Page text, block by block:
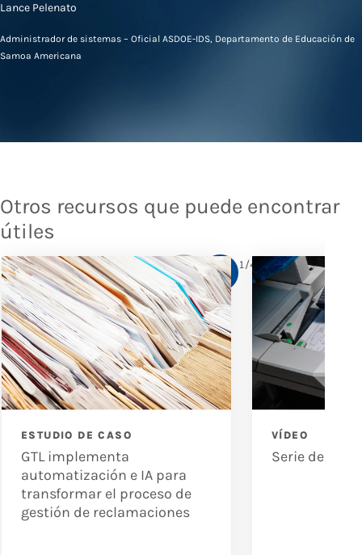
Lance Pelenato
Administrador de sistemas – Oficial ASDOE-IDS, Departamento de Educación de
Samoa Americana
Otros recursos que puede encontrar
útiles
ESTUDIO DE CASO
GTL implementa
automatización e IA para
transformar el proceso de
gestión de reclamaciones
VÍDEO
Serie de
1/4